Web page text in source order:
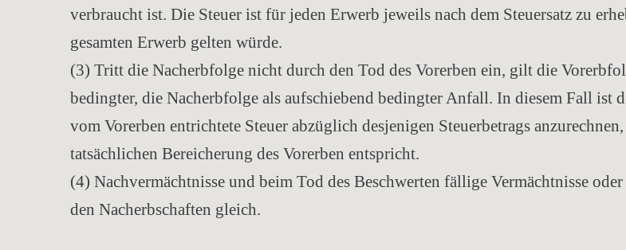
verbraucht ist. Die Steuer ist für jeden Erwerb jeweils nach dem Steuersatz zu
gesamten Erwerb gelten würde.
(3) Tritt die Nacherbfolge nicht durch den Tod des Vorerben ein, gilt die
bedingter, die Nacherbfolge als aufschiebend bedingter Anfall. In diesem Fall ist
vom Vorerben entrichtete Steuer abzüglich desjenigen Steuerbetrags
tatsächlichen Bereicherung des Vorerben entspricht.
(4) Nachvermächtnisse und beim Tod des Beschwerten fällige Vermächtnisse
den Nacherbschaften gleich.